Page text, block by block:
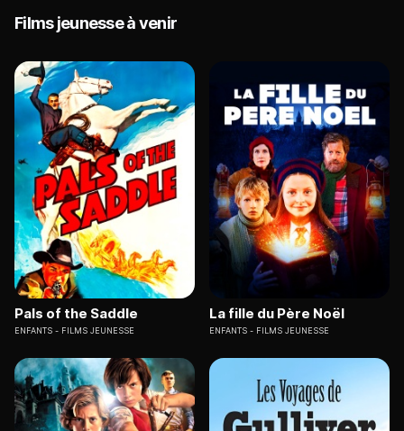
Films jeunesse à venir
Pals of the Saddle
ENFANTS FILMS JEUNESSE
La fille du Père Noël
ENFANTS FILMS JEUNESSE